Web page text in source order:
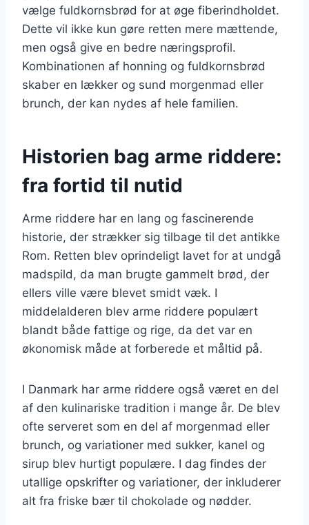
vælge fuldkornsbrød for at øge fiberindholdet.
Dette vil ikke kun gøre retten mere mættende,
men også give en bedre næringsprofil.
Kombinationen af honning og fuldkornsbrød
skaber en lækker og sund morgenmad eller
brunch, der kan nydes af hele familien.
Historien bag arme riddere:
fra fortid til nutid
Arme riddere har en lang og fascinerende
historie, der strækker sig tilbage til det antikke
Rom. Retten blev oprindeligt lavet for at undgå
madspild, da man brugte gammelt brød, der
ellers ville være blevet smidt væk. I
middelalderen blev arme riddere populært
blandt både fattige og rige, da det var en
økonomisk måde at forberede et måltid på.
I Danmark har arme riddere også været en del
af den kulinariske tradition i mange år. De blev
ofte serveret som en del af morgenmad eller
brunch, og variationer med sukker, kanel og
sirup blev hurtigt populære. I dag findes der
utallige opskrifter og variationer, der inkluderer
alt fra friske bær til chokolade og nødder.